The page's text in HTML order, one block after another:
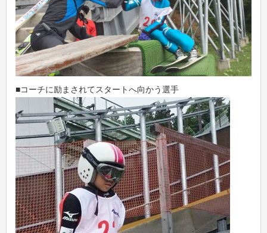
■コーチに励まされてスタートへ向かう選手